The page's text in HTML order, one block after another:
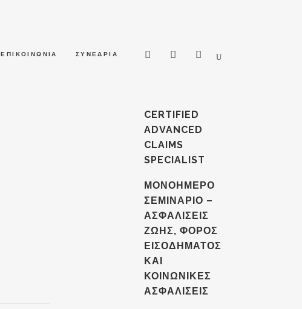
ΕΠΙΚΟΙΝΩΝΙΑ ΣΥΝΕΔΡΙΑ
CERTIFIED
ADVANCED
CLAIMS
SPECIALIST
ΜΟΝΟΗΜΕΡΟ
ΣΕΜΙΝΑΡΙΟ –
ΑΣΦΑΛΙΣΕΙΣ
ΖΩΗΣ, ΦΟΡΟΣ
ΕΙΣΟΔΗΜΑΤΟΣ
ΚΑΙ
ΚΟΙΝΩΝΙΚΕΣ
ΑΣΦΑΛΙΣΕΙΣ